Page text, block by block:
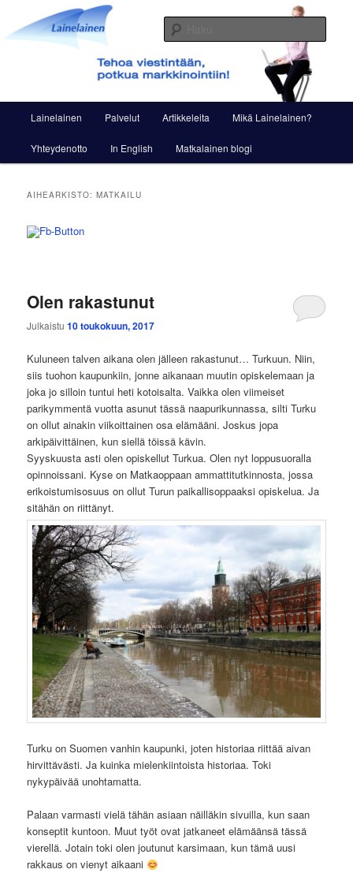
sisältöön
toissijaiseen
sisältöön
Lainelainen
Viestintää ja markkinointia
Lainelainen Palvelut Artikkeleita Mikä Lainelainen?
Yhteydenotto In English Matkalainen blogi
AIHEARKISTO:MATKAILU
Olen rakastunut
Julkaistu10 toukokuun, 2017
Kuluneen talven aikana olen jälleen rakastunut… Turkuun. Niin,
siis tuohon kaupunkiin, jonne aikanaan muutin opiskelemaan ja
joka jo silloin tuntui heti kotoisalta. Vaikka olen viimeiset
parikymmentä vuotta asunut tässä naapurikunnassa, silti Turku
on ollut ainakin viikoittainen osa elämääni. Joskus jopa
arkipäivittäinen, kun siellä töissä kävin.
Syyskuusta asti olen opiskellut Turkua. Olen nyt loppusuoralla
opinnoissani. Kyse on Matkaoppaan ammattitutkinnosta, jossa
erikoistumisosuus on ollut Turun paikallisoppaaksi opiskelua. Ja
sitähän on riittänyt.
Turku on Suomen vanhin kaupunki, joten historiaa riittää aivan
hirvittävästi. Ja kuinka mielenkiintoista historiaa. Toki
nykypäivää unohtamatta.
Palaan varmasti vielä tähän asiaan näilläkin sivuilla, kun saan
konseptit kuntoon. Muut työt ovat jatkaneet elämäänsä tässä
vierellä. Jotain toki olen joutunut karsimaan, kun tämä uusi
rakkaus on vienyt aikaani